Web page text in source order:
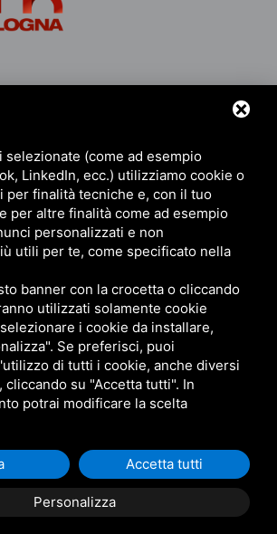
+39 342 7512118
info@immaginabologna.it
• P.IVA: 02674861204 • R.E.A. N° BO 484715
eTerms of Servicedi Google.
selezionate (come ad esempio
LinkedIn, ecc.) utilizziamo cookie o
per finalità tecniche e, con il tuo
per altre finalità come ad esempio
personalizzati e non
utili per te, come specificato nella
banner con la crocetta o cliccando
utilizzati solamente cookie
i cookie da installare,
Se preferisci, puoi
di tutti i cookie, anche diversi
su "Accetta tutti". In
potrai modificare la scelta
Personalizza
Accetta tutti